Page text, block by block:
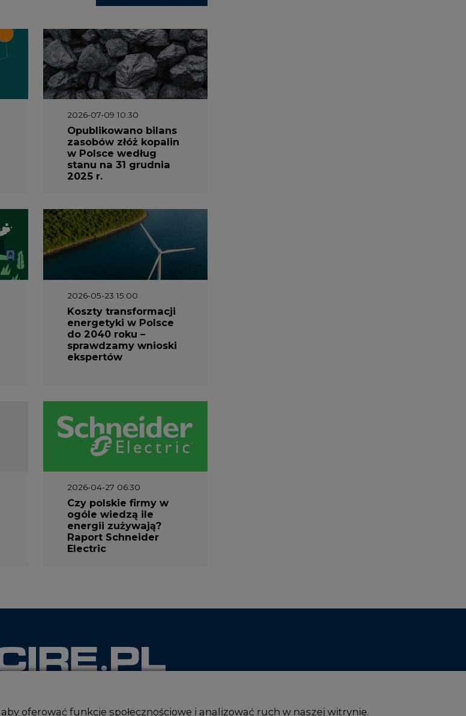
2026-07-09 10:30
Opublikowano bilans
zasobów złóż kopalin
w Polsce według
stanu na 31 grudnia
2025 r.
2026-05-23 15:00
Koszty transformacji
energetyki w Polsce
do 2040 roku –
sprawdzamy wnioski
ekspertów
2026-04-27 06:30
Czy polskie firmy w
ogóle wiedzą ile
energii zużywają?
Raport Schneider
Electric
oferować funkcje społecznościowe i analizować ruch w naszej witrynie.